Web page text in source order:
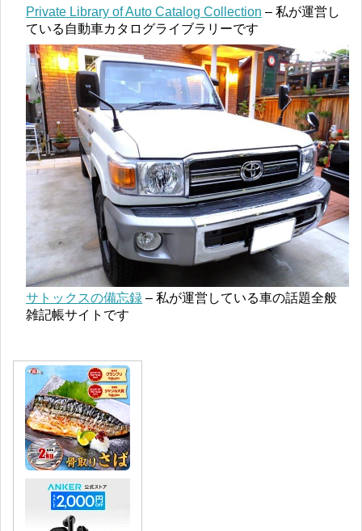
Private Library of Auto Catalog Collection – 私が運営し
ている自動車カタログライブラリーです
サトックスの備忘録 – 私が運営している車の話題全般
雑記帳サイトです